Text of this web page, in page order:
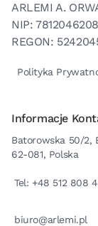
ARLEMI A.
NIP: 7812046208
REGON:
Polityka
Informacje
Batorowska 50/2,
62-081, Polska
Tel: +48 512 808
biuro@arlemi.pl